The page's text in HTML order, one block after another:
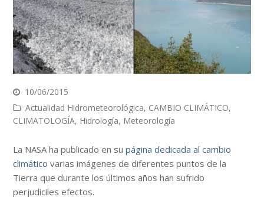
10/06/2015
Actualidad Hidrometeorológica, CAMBIO CLIMÁTICO,
CLIMATOLOGÍA, Hidrología, Meteorología
La NASA ha publicado en supágina dedicada al cambio
climáticovarias imágenes de diferentes puntos de la
Tierra que durante los últimos años han sufrido
perjudiciles efectos.